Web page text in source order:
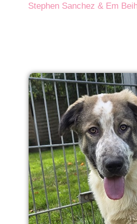
Stephen Sanchez & Em